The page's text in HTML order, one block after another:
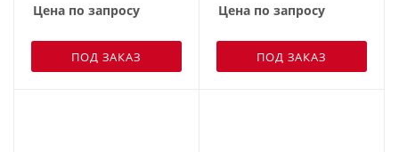
Цена по запросу
ПОД ЗАКАЗ
Цена по запросу
ПОД ЗАКАЗ